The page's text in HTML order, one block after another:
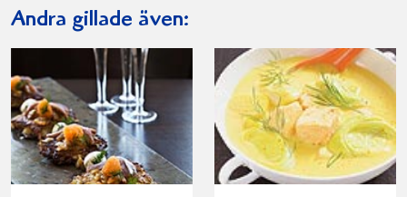
Andra gillade även: